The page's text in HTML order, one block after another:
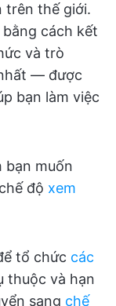
trên thế giới.
bằng cách kết
và trò
— được
bạn làm việc
bạn muốn
độ xem
tổ chức các
thuộc và hạn
sang chế